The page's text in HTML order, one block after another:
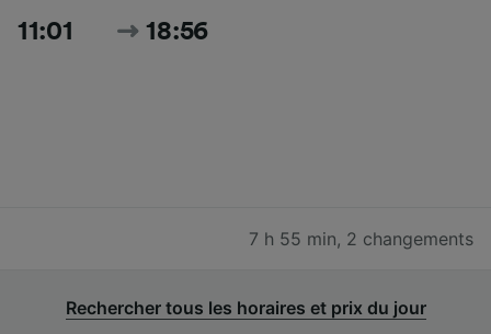
11:01 18:56
7 h 55 min, 2 changements
Rechercher tous les horaires et prix du jour